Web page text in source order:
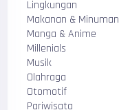
Lingkungan
Makanan & Minuman
Manga & Anime
Millenials
Musik
Olahraga
Otomotif
Pariwisata